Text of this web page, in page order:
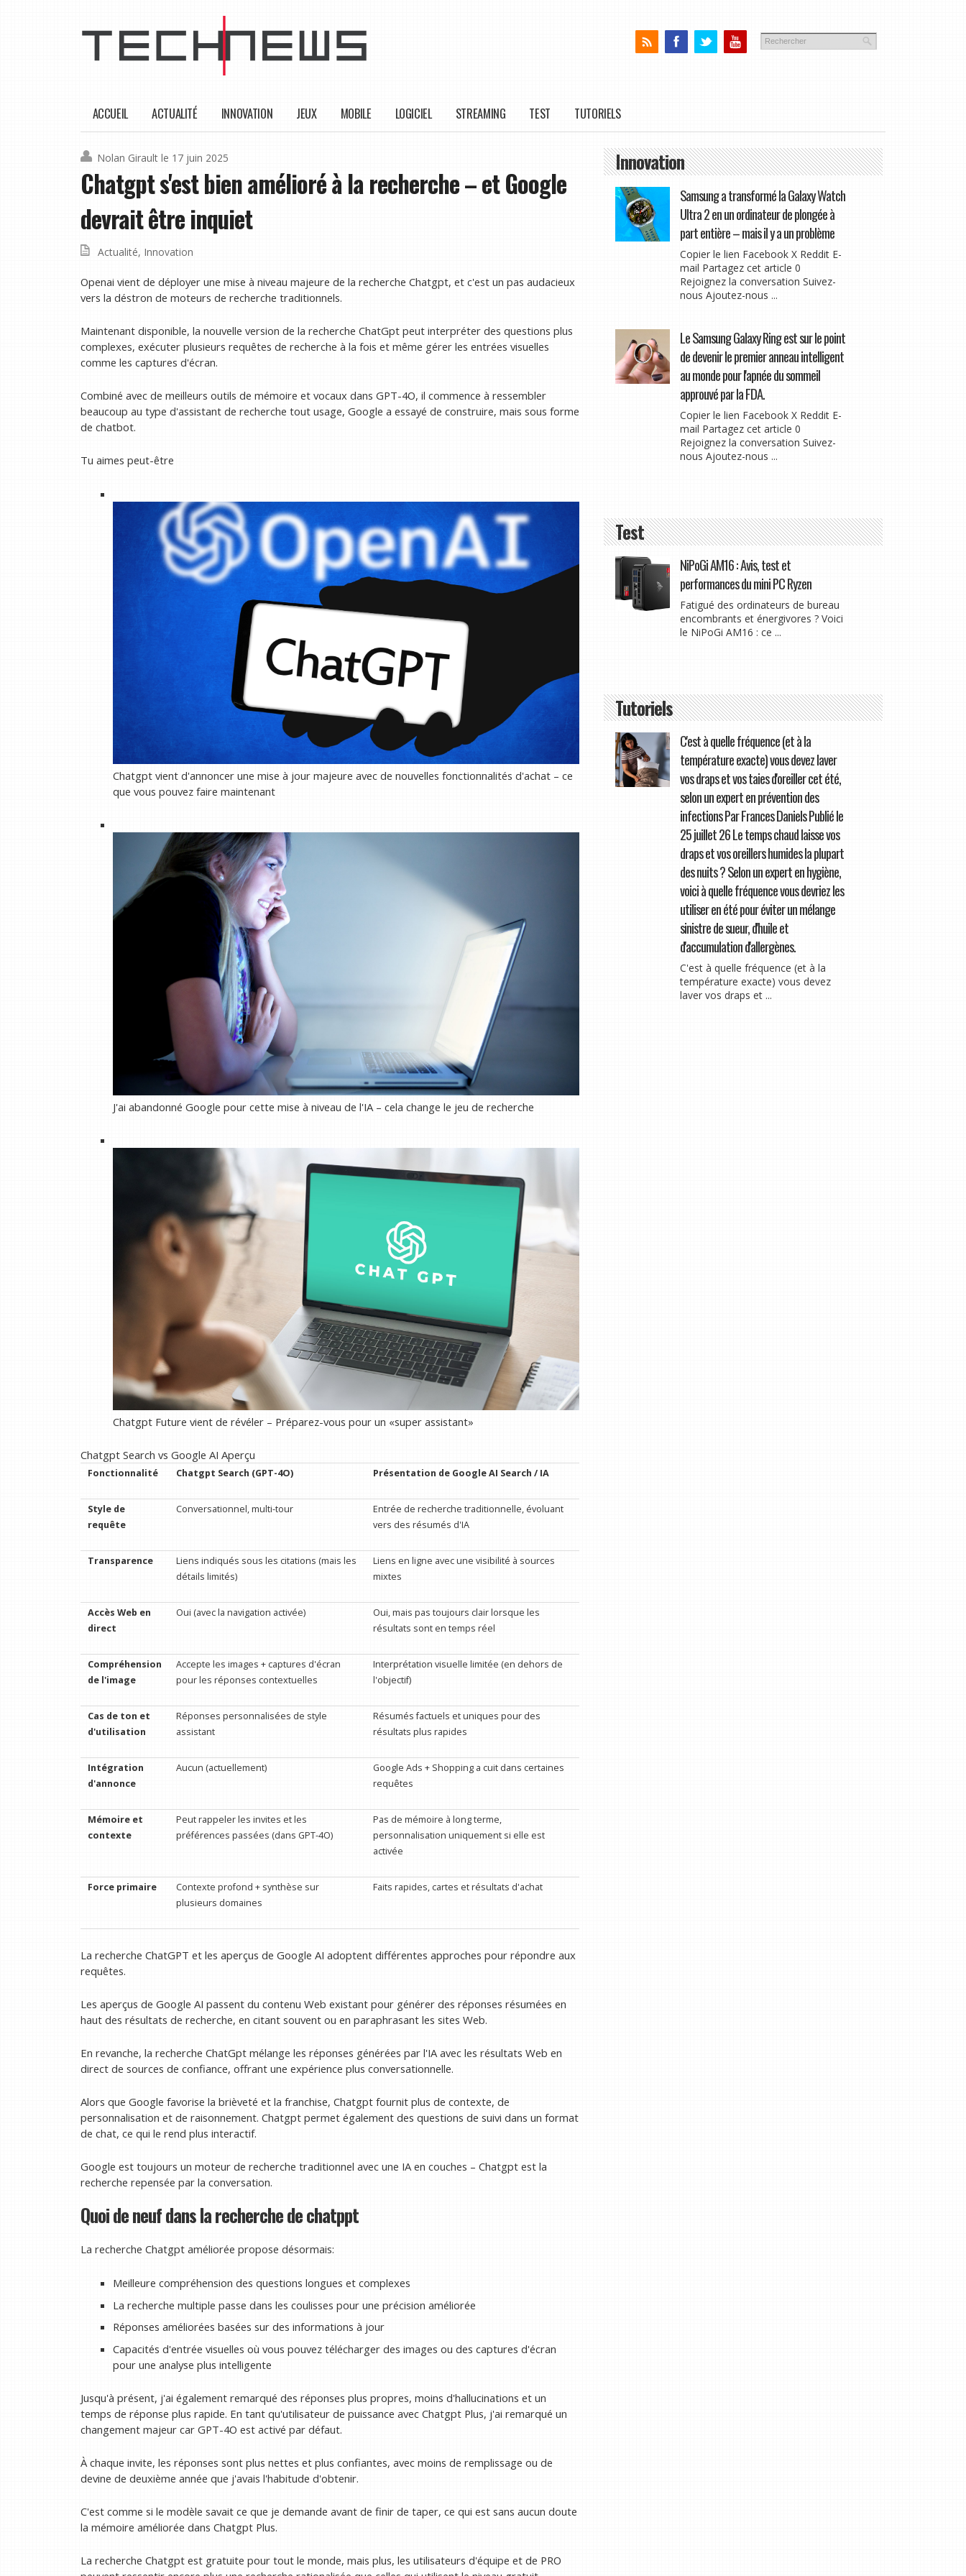
ACCUEIL ACTUALITÉ INNOVATION JEUX MOBILE LOGICIEL STREAMING TEST TUTORIELS
Nolan Girault le 17 juin 2025
Chatgpt s'est bien amélioré à la recherche – et Google
devrait être inquiet
Actualité, Innovation
Openai vient de déployer une mise à niveau majeure de la recherche Chatgpt, et c'est un pas audacieux
vers la déstron de moteurs de recherche traditionnels.
Maintenant disponible, la nouvelle version de la recherche ChatGpt peut interpréter des questions plus
complexes, exécuter plusieurs requêtes de recherche à la fois et même gérer les entrées visuelles
comme les captures d'écran.
Combiné avec de meilleurs outils de mémoire et vocaux dans GPT-4O, il commence à ressembler
beaucoup au type d'assistant de recherche tout usage, Google a essayé de construire, mais sous forme
de chatbot.
Tu aimes peut-être
Chatgpt vient d'annoncer une mise à jour majeure avec de nouvelles fonctionnalités d'achat – ce
que vous pouvez faire maintenant
J'ai abandonné Google pour cette mise à niveau de l'IA – cela change le jeu de recherche
Chatgpt Future vient de révéler – Préparez-vous pour un «super assistant»
Chatgpt Search vs Google AI Aperçu
Fonctionnalité Chatgpt Search (GPT-4O) Présentation de Google AI Search / IA
Style de
requête
Conversationnel, multi-tour
Entrée de recherche traditionnelle, évoluant
vers des résumés d'IA
Transparence
Liens indiqués sous les citations (mais les
détails limités)
Liens en ligne avec une visibilité à sources
mixtes
Accès Web en
direct
Oui (avec la navigation activée)
Oui, mais pas toujours clair lorsque les
résultats sont en temps réel
Compréhension
de l'image
Accepte les images + captures d'écran
pour les réponses contextuelles
Interprétation visuelle limitée (en dehors de
l'objectif)
Cas de ton et
d'utilisation
Réponses personnalisées de style
assistant
Résumés factuels et uniques pour des
résultats plus rapides
Intégration
d'annonce
Aucun (actuellement)
Google Ads + Shopping a cuit dans certaines
requêtes
Mémoire et
contexte
Peut rappeler les invites et les
préférences passées (dans GPT-4O)
Pas de mémoire à long terme,
personnalisation uniquement si elle est
activée
Force primaire
Contexte profond + synthèse sur
plusieurs domaines
Faits rapides, cartes et résultats d'achat
La recherche ChatGPT et les aperçus de Google AI adoptent différentes approches pour répondre aux
requêtes.
Les aperçus de Google AI passent du contenu Web existant pour générer des réponses résumées en
haut des résultats de recherche, en citant souvent ou en paraphrasant les sites Web.
En revanche, la recherche ChatGpt mélange les réponses générées par l'IA avec les résultats Web en
direct de sources de confiance, offrant une expérience plus conversationnelle.
Alors que Google favorise la brièveté et la franchise, Chatgpt fournit plus de contexte, de
personnalisation et de raisonnement. Chatgpt permet également des questions de suivi dans un format
de chat, ce qui le rend plus interactif.
Google est toujours un moteur de recherche traditionnel avec une IA en couches – Chatgpt est la
recherche repensée par la conversation.
Quoi de neuf dans la recherche de chatppt
La recherche Chatgpt améliorée propose désormais:
Meilleure compréhension des questions longues et complexes
La recherche multiple passe dans les coulisses pour une précision améliorée
Réponses améliorées basées sur des informations à jour
Capacités d'entrée visuelles où vous pouvez télécharger des images ou des captures d'écran
pour une analyse plus intelligente
Jusqu'à présent, j'ai également remarqué des réponses plus propres, moins d'hallucinations et un
temps de réponse plus rapide. En tant qu'utilisateur de puissance avec Chatgpt Plus, j'ai remarqué un
changement majeur car GPT-4O est activé par défaut.
À chaque invite, les réponses sont plus nettes et plus confiantes, avec moins de remplissage ou de
devine de deuxième année que j'avais l'habitude d'obtenir.
C'est comme si le modèle savait ce que je demande avant de finir de taper, ce qui est sans aucun doute
la mémoire améliorée dans Chatgpt Plus.
La recherche Chatgpt est gratuite pour tout le monde, mais plus, les utilisateurs d'équipe et de PRO
Innovation
Samsung a transformé la Galaxy Watch
Ultra 2 en un ordinateur de plongée à
part entière – mais il y a un problème
Copier le lien Facebook X Reddit E-
mail Partagez cet article 0
Rejoignez la conversation Suivez-
nous Ajoutez-nous ...
Le Samsung Galaxy Ring est sur le point
de devenir le premier anneau intelligent
au monde pour l'apnée du sommeil
approuvé par la FDA.
Copier le lien Facebook X Reddit E-
mail Partagez cet article 0
Rejoignez la conversation Suivez-
nous Ajoutez-nous ...
Test
NiPoGi AM16 : Avis, test et
performances du mini PC Ryzen
Fatigué des ordinateurs de bureau
encombrants et énergivores ? Voici
le NiPoGi AM16 : ce ...
Tutoriels
C'est à quelle fréquence (et à la
température exacte) vous devez laver
vos draps et vos taies d'oreiller cet été,
selon un expert en prévention des
infections Par Frances Daniels Publié le
25 juillet 26 Le temps chaud laisse vos
draps et vos oreillers humides la plupart
des nuits ? Selon un expert en hygiène,
voici à quelle fréquence vous devriez les
utiliser en été pour éviter un mélange
sinistre de sueur, d'huile et
d'accumulation d'allergènes.
C'est à quelle fréquence (et à la
température exacte) vous devez
laver vos draps et ...